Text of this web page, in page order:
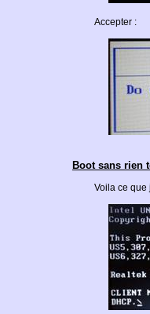
Accepter :
Boot sans rien
Voila ce que